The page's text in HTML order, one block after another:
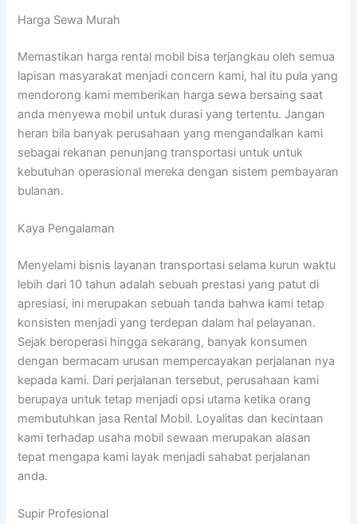
Harga Sewa Murah
Memastikan harga rental mobil bisa terjangkau oleh semua
lapisan masyarakat menjadi concern kami, hal itu pula yang
mendorong kami memberikan harga sewa bersaing saat
anda menyewa mobil untuk durasi yang tertentu. Jangan
heran bila banyak perusahaan yang mengandalkan kami
sebagai rekanan penunjang transportasi untuk untuk
kebutuhan operasional mereka dengan sistem pembayaran
bulanan.
Kaya Pengalaman
Menyelami bisnis layanan transportasi selama kurun waktu
lebih dari 10 tahun adalah sebuah prestasi yang patut di
apresiasi, ini merupakan sebuah tanda bahwa kami tetap
konsisten menjadi yang terdepan dalam hal pelayanan.
Sejak beroperasi hingga sekarang, banyak konsumen
dengan bermacam urusan mempercayakan perjalanan nya
kepada kami. Dari perjalanan tersebut, perusahaan kami
berupaya untuk tetap menjadi opsi utama ketika orang
membutuhkan jasa Rental Mobil. Loyalitas dan kecintaan
kami terhadap usaha mobil sewaan merupakan alasan
tepat mengapa kami layak menjadi sahabat perjalanan
anda.
Supir Profesional